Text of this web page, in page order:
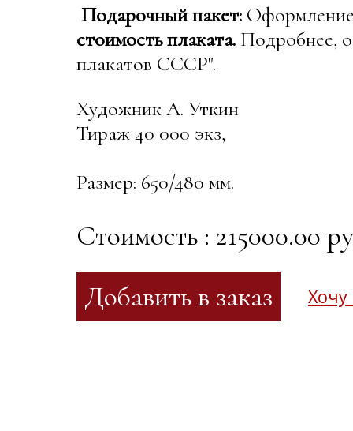
Подарочный пакет: Оформление
стоимость плаката. Подробнее,
плакатов СССР".
Художник А. Уткин
Тираж 40 000 экз,
Размер: 650/480 мм.
Стоимость : 215000.00
Хочу